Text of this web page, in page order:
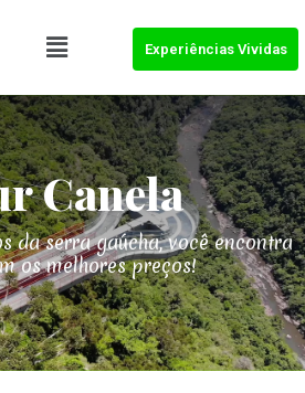
Experiências Vividas
Canela
da serra gaúcha, você encontra
os melhores preços!